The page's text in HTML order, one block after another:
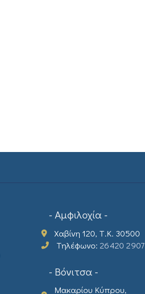
- Αμφιλοχία -
Χαβίνη 120, Τ.Κ. 30500
Τηλέφωνο:26420
- Βόνιτσα -
Μακαρίου Κύπρου,